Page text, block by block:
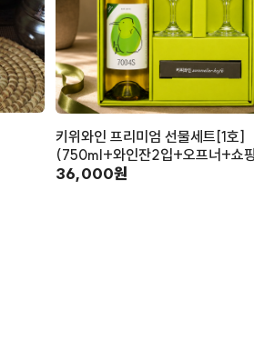
키위와인 프리미엄 선물세트[1호]
(750ml+와인잔2입+오프너+쇼
36,000원